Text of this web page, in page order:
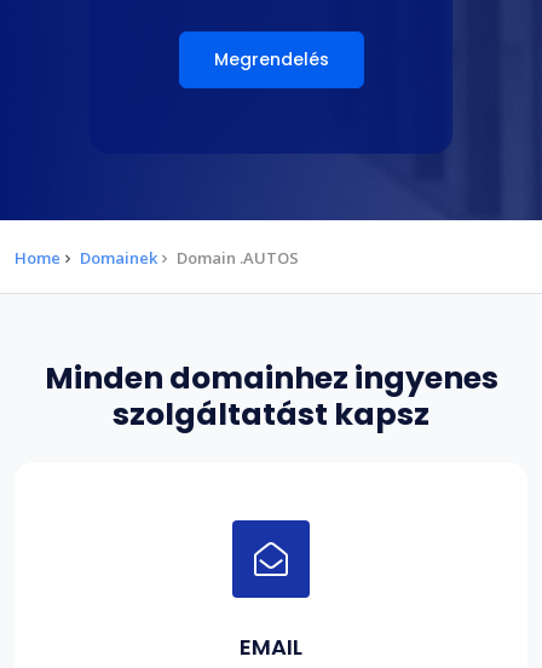
Megrendelés
Home Domainek Domain .AUTOS
Minden domainhez ingyenes
szolgáltatást kapsz
EMAIL